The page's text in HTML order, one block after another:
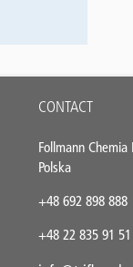
CONTACT
Follmann Chemia
Polska
+48 692 898 888
+48 22 835 91 51